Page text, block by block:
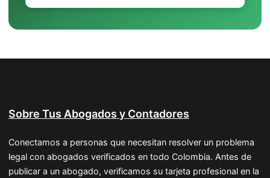
Sobre Tus Abogados y Contadores
Conectamos a personas que necesitan resolver un problema
legal con abogados verificados en todo Colombia. Antes de
publicar a un abogado, verificamos su tarjeta profesional en la